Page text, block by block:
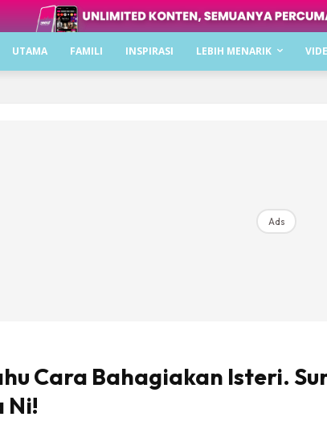
UTAMA FAMILI INSPIRASI LEBIH MENARIK
Ads
Cara Bahagiakan Isteri.
Ni!